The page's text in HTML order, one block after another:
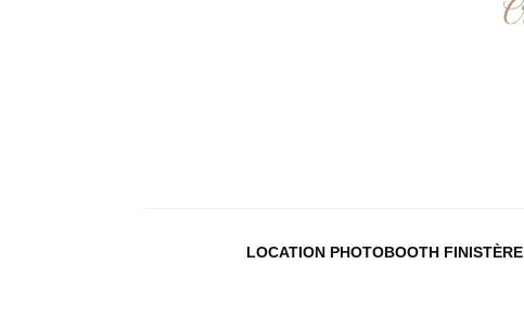
LOCATION PHOTOBOOTH FINISTÈRE